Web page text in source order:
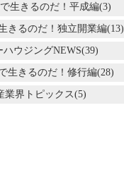
生きるのだ！平成編(3)
きるのだ！独立開業編(13)
ハウジングNEWS(39)
生きるのだ！修行編(28)
業界トピックス(5)